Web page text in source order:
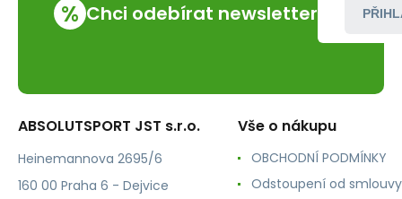
% Chci odebírat newsletter
ABSOLUTSPORT JST s.r.o.
Heinemannova 2695/6
160 00 Praha 6 - Dejvice
Vše o nákupu
OBCHODNÍ PODMÍNKY
Odstoupení od smlouvy